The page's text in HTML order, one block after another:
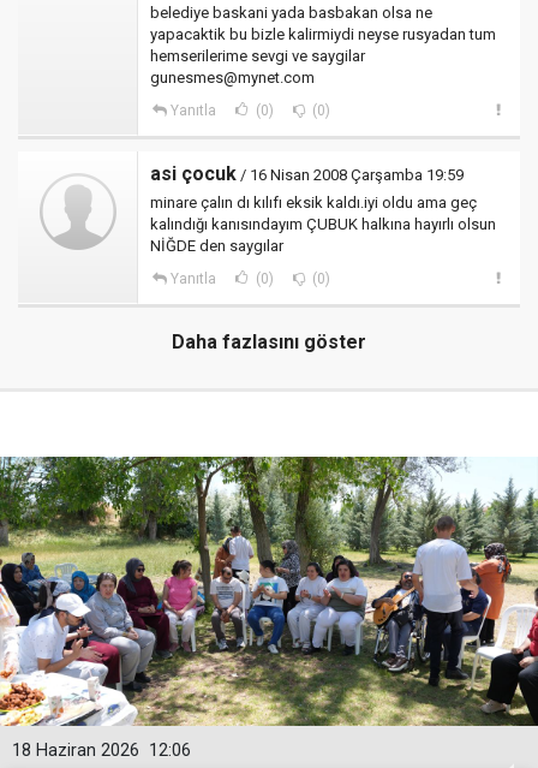
belediye baskani yada basbakan olsa ne
yapacaktik bu bizle kalirmiydi neyse rusyadan tum
hemserilerime sevgi ve saygilar
gunesmes@mynet.com
Yanıtla (0) (0)
asi çocuk / 16 Nisan 2008 Çarşamba 19:59
minare çalın dı kılıfı eksik kaldı.iyi oldu ama geç
kalındığı kanısındayım ÇUBUK halkına hayırlı olsun
NİĞDE den saygılar
Yanıtla (0) (0)
Daha fazlasını göster
12:06
18 Haziran 2026